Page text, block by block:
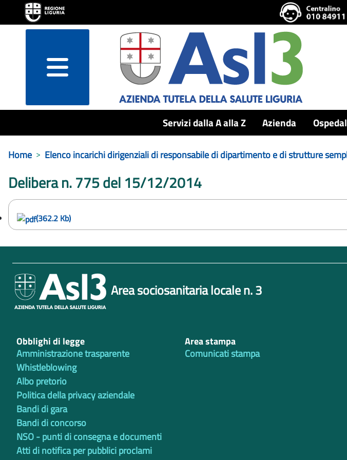
menu
Servizi dalla A alla Z Azienda
Home Elenco incarichi dirigenziali di responsabile di dipartimento e di strutture
Delibera n. 775 del 15/12/2014
(362.2 Kb)
Area sociosanitaria locale n. 3
Obblighi di legge
Amministrazione trasparente
Whistleblowing
Albo pretorio
Politica della privacy aziendale
Bandi di gara
Bandi di concorso
NSO - punti di consegna e documenti
Atti di notifica per pubblici proclami
Area stampa
Comunicati stampa